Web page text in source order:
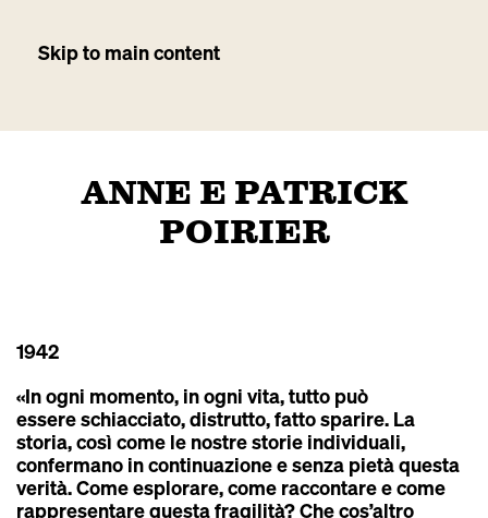
Skip to main content
ANNE E PATRICK
POIRIER
1942
«In ogni momento, in ogni vita, tutto può
essere schiacciato, distrutto, fatto sparire. La
storia, così come le nostre storie individuali,
confermano in continuazione e senza pietà questa
verità. Come esplorare, come raccontare e come
rappresentare questa fragilità? Che cos’altro